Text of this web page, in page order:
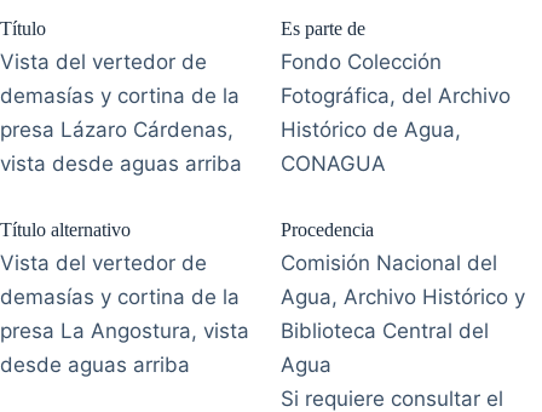
Título
Vista del vertedor de
demasías y cortina de la
presa Lázaro Cárdenas,
vista desde aguas arriba
Título alternativo
Vista del vertedor de
demasías y cortina de la
presa La Angostura, vista
desde aguas arriba
Es parte de
Fondo Colección
Fotográfica, del Archivo
Histórico de Agua,
CONAGUA
Procedencia
Comisión Nacional del
Agua, Archivo Histórico y
Biblioteca Central del
Agua
Si requiere consultar el